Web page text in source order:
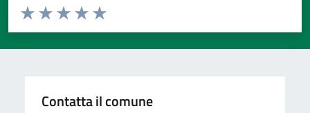
Valuta da 1 a 5 stelle la pagina
Valuta 5 stelle su 5
Valuta 4 stelle su 5
Valuta 3 stelle su 5
Valuta 2 stelle su 5
Valuta 1 stelle su 5
Contatta il comune